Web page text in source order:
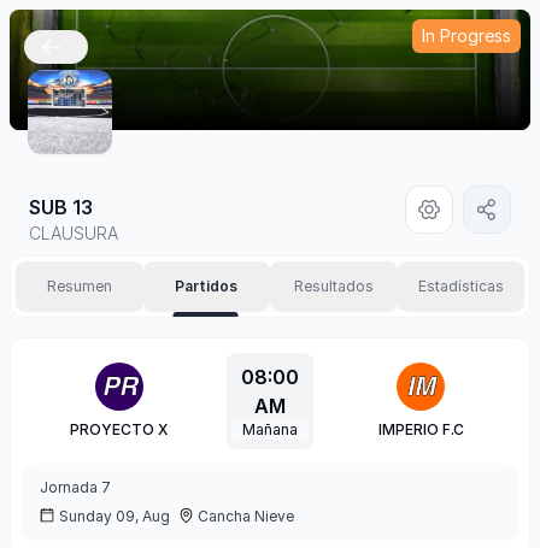
In Progress
SUB 13
CLAUSURA
Resumen Partidos Resultados Estadísticas
PROYECTO X
08:00
AM
Mañana IMPERIO F.C
Jornada 7
Sunday 09, Aug
Cancha Nieve